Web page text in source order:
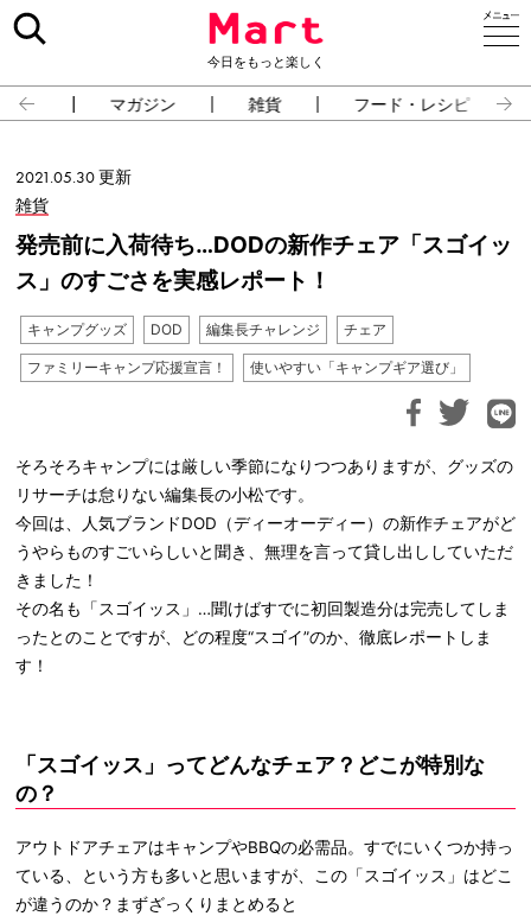
今日をもっと楽しく
占い マガジン 雑貨 フード・レシピ
2021.05.30 更新
雑貨
発売前に入荷待ち…DODの新作チェア「スゴイッ
ス」のすごさを実感レポート！
キャンプグッズ DOD 編集長チャレンジ チェア
ファミリーキャンプ応援宣言！ 使いやすい「キャンプギア選び」
そろそろキャンプには厳しい季節になりつつありますが、グッズの
リサーチは怠りない編集長の小松です。
今回は、人気ブランドDOD（ディーオーディー）の新作チェアがど
うやらものすごいらしいと聞き、無理を言って貸し出ししていただ
きました！
その名も「スゴイッス」…聞けばすでに初回製造分は完売してしま
ったとのことですが、どの程度“スゴイ”のか、徹底レポートしま
す！
「スゴイッス」ってどんなチェア？どこが特別な
の？
アウトドアチェアはキャンプやBBQの必需品。すでにいくつか持っ
ている、という方も多いと思いますが、この「スゴイッス」はどこ
が違うのか？まずざっくりまとめると